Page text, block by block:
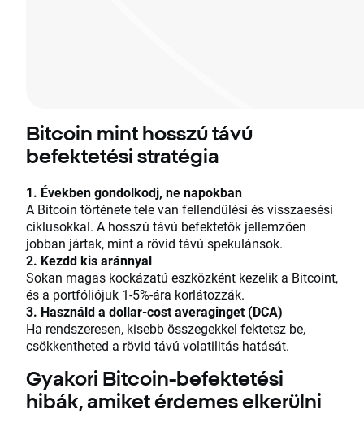
Bitcoin mint hosszú távú
befektetési stratégia
1. Években gondolkodj, ne napokban
A Bitcoin története tele van fellendülési és visszaesési
ciklusokkal. A hosszú távú befektetők jellemzően
jobban jártak, mint a rövid távú spekulánsok.
2. Kezdd kis aránnyal
Sokan magas kockázatú eszközként kezelik a Bitcoint,
és a portfóliójuk 1-5%-ára korlátozzák.
3. Használd a dollar-cost averaginget (DCA)
Ha rendszeresen, kisebb összegekkel fektetsz be,
csökkentheted a rövid távú volatilitás hatását.
Gyakori Bitcoin-befektetési
hibák, amiket érdemes elkerülni